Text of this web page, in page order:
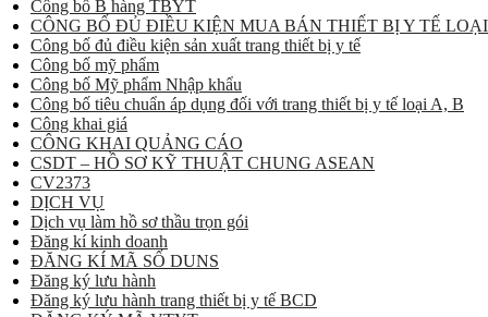
Công bố B hàng TBYT
CÔNG BỐ ĐỦ ĐIỀU KIỆN MUA BÁN THIẾT BỊ Y TẾ
Công bố đủ điều kiện sản xuất trang thiết bị y tế
Công bố mỹ phẩm
Công bố Mỹ phẩm Nhập khẩu
Công bố tiêu chuẩn áp dụng đối với trang thiết bị y tế loại A, B
Công khai giá
CÔNG KHAI QUẢNG CÁO
CSDT – HỒ SƠ KỸ THUẬT CHUNG ASEAN
CV2373
DỊCH VỤ
Dịch vụ làm hồ sơ thầu trọn gói
Đăng kí kinh doanh
ĐĂNG KÍ MÃ SỐ DUNS
Đăng ký lưu hành
Đăng ký lưu hành trang thiết bị y tế BCD